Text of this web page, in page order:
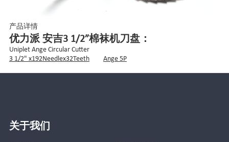
产品详情
优力派 安吉3 1/2”棉袜机刀盘：
Uniplet Ange Circular Cutter
3 1/2" x192Needlex32Teeth
Ange 5P
关于我们